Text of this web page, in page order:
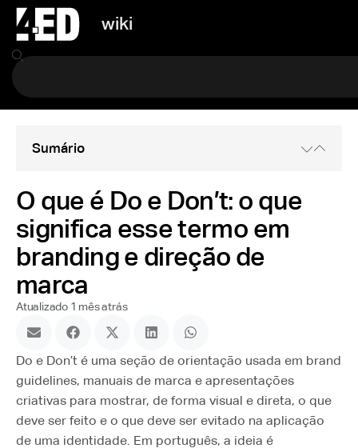
wiki
Sumário
O que é Do e Don’t: o que
significa esse termo em
branding e direção de
marca
Atualizado 1 mês atrás
Do e Don’t é uma seção de orientação usada em brand
guidelines, manuais de marca e apresentações
criativas para mostrar, de forma visual e direta, o que
deve ser feito e o que deve ser evitado na aplicação
de uma identidade. Em português, a ideia é